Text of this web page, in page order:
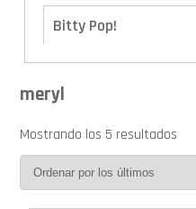
Bitty Pop!
Calendario de Adviento
Cover Pop!
meryl
Mostrando los 5 resultados